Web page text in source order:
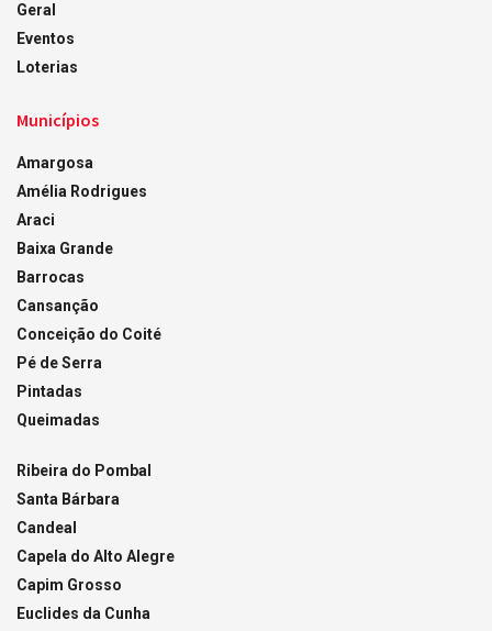
Geral
Eventos
Loterias
Municípios
Amargosa
Amélia Rodrigues
Araci
Baixa Grande
Barrocas
Cansanção
Conceição do Coité
Pé de Serra
Pintadas
Queimadas
Ribeira do Pombal
Santa Bárbara
Candeal
Capela do Alto Alegre
Capim Grosso
Euclides da Cunha